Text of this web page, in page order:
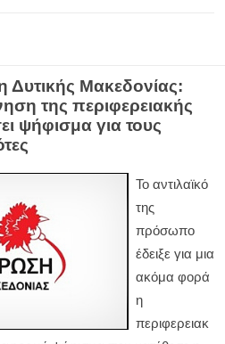
Δυτικής Μακεδονίας:
της περιφερειακής
ψήφισμα για τους
Το αντιλαϊκό
της
πρόσωπο
έδειξε για μια
ακόμα φορά
η
περιφερειακ